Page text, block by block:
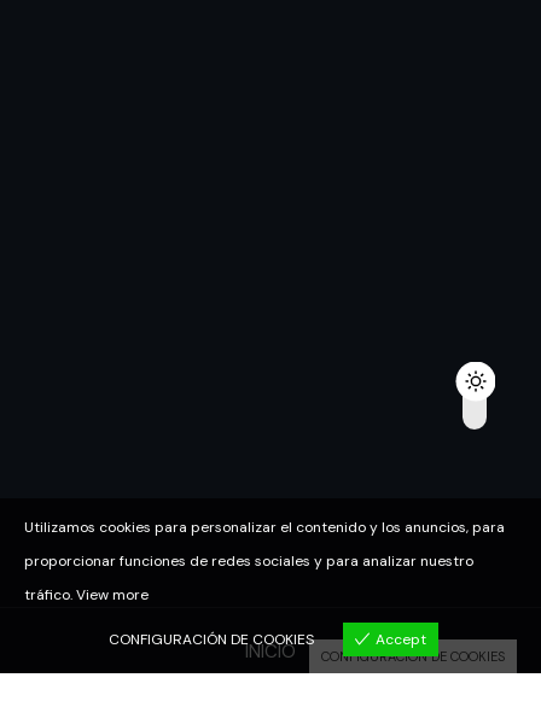
INICIO
Utilizamos cookies para personalizar el contenido y los anuncios, para
proporcionar funciones de redes sociales y para analizar nuestro
tráfico.View more
CONFIGURACIÓN DE COOKIES Accept
CONFIGURACIÓN DE COOKIES